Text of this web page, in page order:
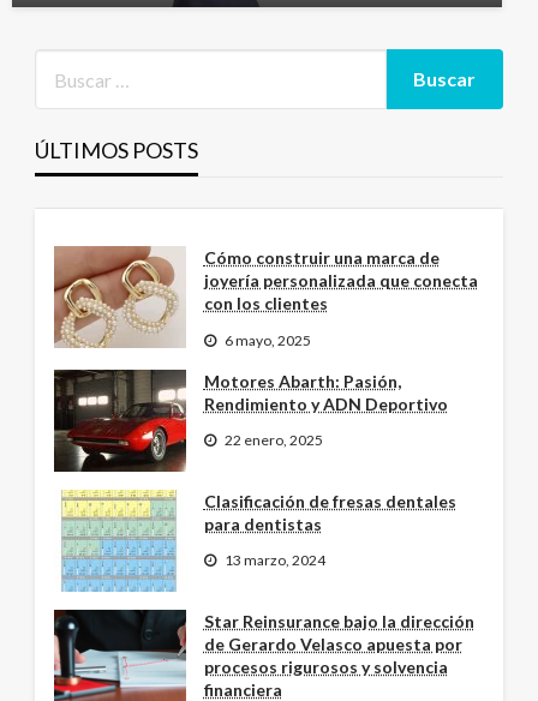
ÚLTIMOS POSTS
Cómo construir una marca de
joyería personalizada que conecta
con los clientes
6 mayo, 2025
Motores Abarth: Pasión,
Rendimiento y ADN Deportivo
22 enero, 2025
Clasificación de fresas dentales
para dentistas
13 marzo, 2024
Star Reinsurance bajo la dirección
de Gerardo Velasco apuesta por
procesos rigurosos y solvencia
financiera